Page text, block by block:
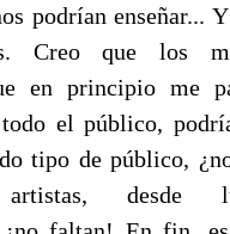
podrían enseñar...
Creo que los
en principio me
el público,
tipo de público,
desde